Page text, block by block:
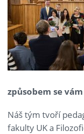
způsobem se
Náš tým tvoří
fakulty UK a